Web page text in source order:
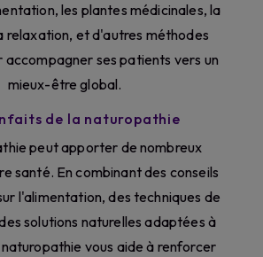
les plantes médicinales, la
relaxation, et d'autres méthodes
accompagner ses patients vers un
mieux-être global.
de la naturopathie
peut apporter de nombreux
santé. En combinant des conseils
l'alimentation, des techniques de
solutions naturelles adaptées à
vous aide à renforcer